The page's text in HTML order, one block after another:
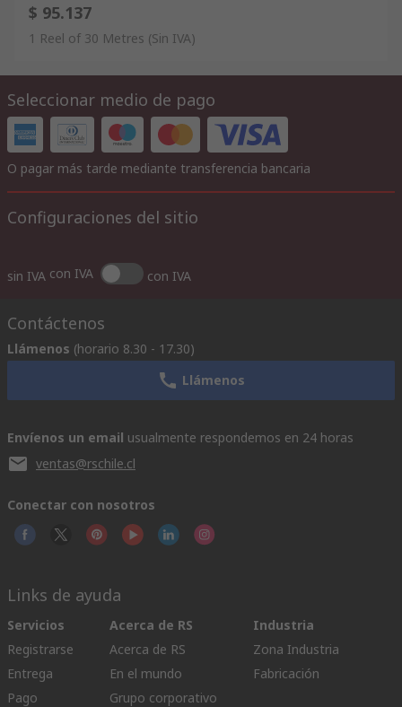
$ 95.137
1 Reel of 30 Metres (Sin IVA)
Seleccionar medio de pago
O pagar más tarde mediante transferencia bancaria
Configuraciones del sitio
sin IVA con IVA con IVA
Contáctenos
Llámenos (horario 8.30 - 17.30)
Llámenos
Envíenos un email usualmente respondemos en 24 horas
ventas@rschile.cl
Conectar con nosotros
Links de ayuda
Servicios
Registrarse
Entrega
Pago
Acerca de RS
Acerca de RS
En el mundo
Grupo corporativo
Industria
Zona Industria
Fabricación